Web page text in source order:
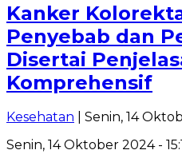
Kanker
Penyebab dan
Disertai
Komprehensif
Kesehatan | Senin, 14
Senin, 14 Oktober 2024 -